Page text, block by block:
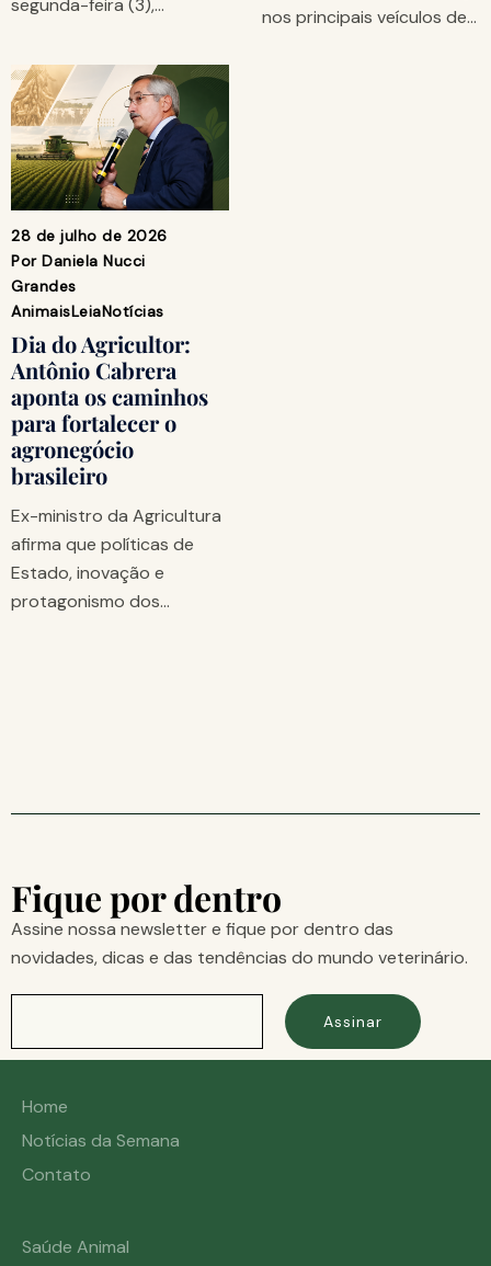
nos principais veículos de…
28 de julho de 2026
Por Daniela Nucci
Grandes
AnimaisLeiaNotícias
Dia do Agricultor:
Antônio Cabrera
aponta os caminhos
para fortalecer o
agronegócio
brasileiro
Ex-ministro da Agricultura
afirma que políticas de
Estado, inovação e
protagonismo dos…
Fique por dentro
Assine nossa newsletter e fique por dentro das
novidades, dicas e das tendências do mundo veterinário.
Assinar
Home
Notícias da Semana
Contato
Saúde Animal